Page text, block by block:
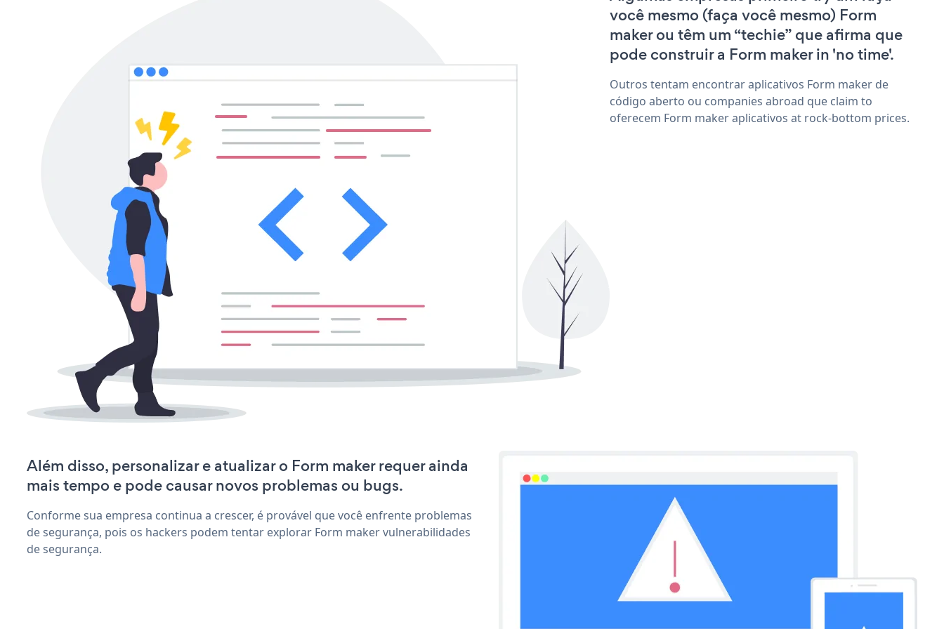
você mesmo (faça você mesmo) Form
maker ou têm um “techie” que afirma que
pode construir a Form maker in 'no time'.
Outros tentam encontrar aplicativos Form maker de
código aberto ou companies abroad que claim to
oferecem Form maker aplicativos at rock-bottom prices.
Além disso, personalizar e atualizar o Form maker requer ainda
mais tempo e pode causar novos problemas ou bugs.
Conforme sua empresa continua a crescer, é provável que você enfrente problemas
de segurança, pois os hackers podem tentar explorar Form maker vulnerabilidades
de segurança.